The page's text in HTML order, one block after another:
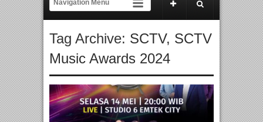
Rayakan Perpaduan Warisan Dan Semangat Lokal, BIRKENSTOCK
Meramaikan Jakarta dengan Ribuan Mainan dan Produk Bayi dari Seluruh
Tag Archive: SCTV, SCTV
Music Awards 2024